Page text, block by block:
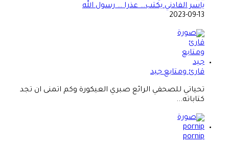
ياسر الفادني يكتب… عذرا … رسول الله
2023-09-13
قارئ ومتابع جيد
تحياتي للصحفي الرائع صبري العيكورة وكم اتمنى ان تجد
كتاباته...
pornip